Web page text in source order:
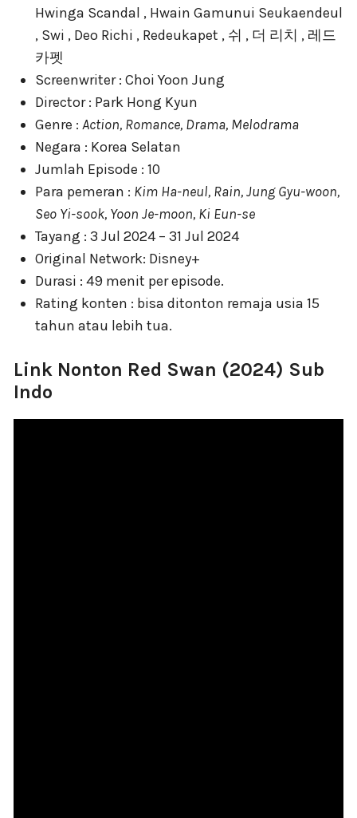
Hwinga Scandal , Hwain Gamunui Seukaendeul
, Swi , Deo Richi , Redeukapet , 쉬 , 더 리치 , 레드
카펫
Screenwriter : Choi Yoon Jung
Director : Park Hong Kyun
Genre : Action, Romance, Drama, Melodrama
Negara : Korea Selatan
Jumlah Episode : 10
Para pemeran : Kim Ha-neul, Rain, Jung Gyu-woon,
Seo Yi-sook, Yoon Je-moon, Ki Eun-se
Tayang : 3 Jul 2024 – 31 Jul 2024
Original Network: Disney+
Durasi : 49 menit per episode.
Rating konten : bisa ditonton remaja usia 15
tahun atau lebih tua.
Link Nonton Red Swan (2024) Sub
Indo